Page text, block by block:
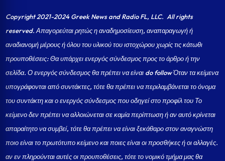
Copyright 2021-2024 Greek News and Radio FL, LLC. All rights
reserved. Απαγορεύται ρητώς η αναδημοσίευση, αναπαραγωγή ή
αναδιανομή μέρους ή όλου του υλικού του ιστοχώρου χωρίς τις κάτωθι
προυποθέσεις: Θα υπάρχει ενεργός σύνδεσμος προς το άρθρο ή την
σελίδα.Ο ενεργός σύνδεσμος θα πρέπει να είναι do follow Όταν τα κείμενα
υπογράφονται από συντάκτες, τότε θα πρέπει να περιλαμβάνεται το όνομα
του συντάκτη και ο ενεργός σύνδεσμος που οδηγεί στο προφίλ του Το
κείμενο δεν πρέπει να αλλοιώνεται σε καμία περίπτωση ή αν αυτό κρίνεται
απαραίτητο να συμβεί, τότε θα πρέπει να είναι ξεκάθαρο στον αναγνώστη
ποιο είναι το πρωτότυπο κείμενο και ποιες είναι οι προσθήκες ή οι αλλαγές.
αν εν πληρούνται αυτές οι προυποθέσεις, τότε το νομικό τμήμα μας θα